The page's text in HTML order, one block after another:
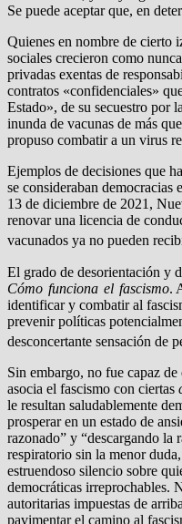
Se puede aceptar que, en
Quienes en nombre de cierto
sociales crecieron como
privadas exentas de
contratos «confidenciales»
Estado», de su secuestro por
inunda de vacunas de más
propuso combatir a un virus
Ejemplos de decisiones que
se consideraban
13 de diciembre de 2021,
renovar una licencia de
vacunados ya no pueden
El grado de desorientación y
Cómo funciona el fascismo.
identificar y combatir al
prevenir políticas
desconcertante sensación de
Sin embargo, no fue capaz
asocia el fascismo con ciertas
le resultan saludablemente
prosperar en un estado de
razonado” y “descargando la
respiratorio sin la menor
estruendoso silencio sobre
democráticas irreprochables.
autoritarias impuestas de
pavimentar el camino al